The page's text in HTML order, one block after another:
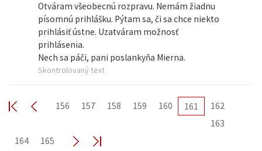
Otváram všeobecnú rozpravu. Nemám žiadnu
písomnú prihlášku. Pýtam sa, či sa chce niekto
prihlásiť ústne. Uzatváram možnosť
prihlásenia.
Nech sa páči, pani poslankyňa Mierna.
Skontrolovaný text
156 157 158 159 160 161
162
163
164
165